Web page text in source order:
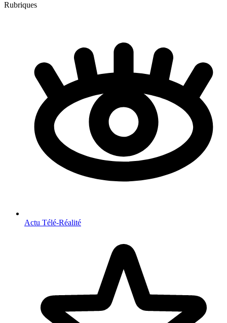
Rubriques
Actu Télé-Réalité